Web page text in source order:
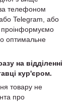
телефоном
Telegram, або
оптимальне
на відділенні
кур'єром.
товару не
про